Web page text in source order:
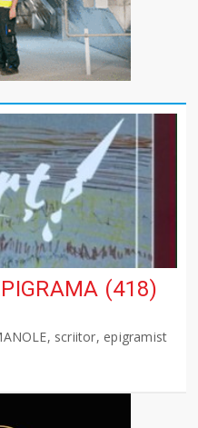
(418)
scriitor, epigramist